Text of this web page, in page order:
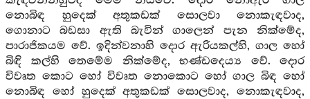
නොබිඳ හුදෙක් අතුකඩක් සොලවා නොකැඳවාද,
ගොනාට බඩසා ඇති බැවින් ගාලෙන් පැන නික්මේද,
පාරාජිකයම වේ. ඉදින්වනාහි දොර ඇරියකල්හි, ගාල හෝ
බිඳි කල්හි තෙමේම නික්මේද, භණ්ඩදෙය්‍ය වේ. දොර
විවෘත කොට හෝ විවෘත නොකොට හෝ ගාල බිඳ හෝ
නොබිඳ හෝ හුදෙක් අතුකඩක් සොලවාද, නොකැඳවාද,